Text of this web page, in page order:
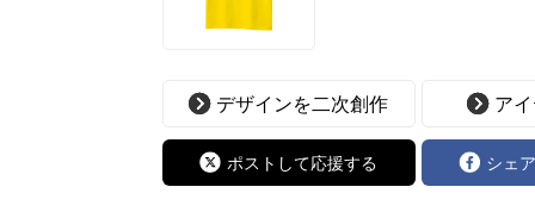
デザインを二次創作 ア
ポストして応援する シェ